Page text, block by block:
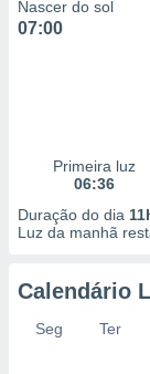
Nascer do sol
07:00
Primeira luz
06:36
Duração do dia
Luz da manhã
Calendário
Seg Ter